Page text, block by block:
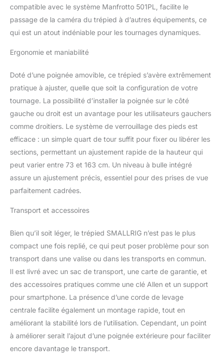
Amortissement Continu :
La tête vidéo avec
système
d'amortissement réglable
fixe pour fournir des
mouvements fluides de
panoramique à 360° et
+90°/-50°. Le diamètre
de l'adaptateur du bol
est de 65 mm. Large
Application : Le trépied
est livré avec un trou
1/4"-20 pour fixer des
Il dispose également de
pieds à pointes cachés
terrains variés. Poignée
Détachable et Facile à
Ranger : La poignée
amovible peut être
détachée pour convenir
aux utilisateurs gauchers
et droitiers. Un sac de
rangement pour un
transport facile. Le forfait
compatible avec le système Manfrotto 501PL, facilite le
passage de la caméra du trépied à d’autres équipements, ce
qui est un atout indéniable pour les tournages dynamiques.
Ergonomie et maniabilité
Doté d’une poignée amovible, ce trépied s’avère extrêmement
pratique à ajuster, quelle que soit la configuration de votre
tournage. La possibilité d’installer la poignée sur le côté
gauche ou droit est un avantage pour les utilisateurs gauchers
comme droitiers. Le système de verrouillage des pieds est
efficace : un simple quart de tour suffit pour fixer ou libérer les
sections, permettant un ajustement rapide de la hauteur qui
peut varier entre 73 et 163 cm. Un niveau à bulle intégré
assure un ajustement précis, essentiel pour des prises de vue
parfaitement cadrées.
Transport et accessoires
Bien qu’il soit léger, le trépied SMALLRIG n’est pas le plus
compact une fois replié, ce qui peut poser problème pour son
transport dans une valise ou dans les transports en commun.
Il est livré avec un sac de transport, une carte de garantie, et
des accessoires pratiques comme une clé Allen et un support
pour smartphone. La présence d’une corde de levage
centrale facilite également un montage rapide, tout en
améliorant la stabilité lors de l’utilisation. Cependant, un point
à améliorer serait l’ajout d’une poignée extérieure pour faciliter
encore davantage le transport.